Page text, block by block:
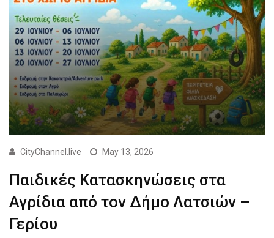
CityChannel.live May 13, 2026
Παιδικές Κατασκηνώσεις στα
Αγρίδια από τον Δήμο Λατσιών –
Γερίου